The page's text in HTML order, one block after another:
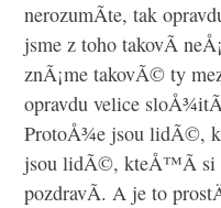
nerozumÃ­te, tak
jsme z toho takovÃ­
znÃ¡me takovÃ© ty
opravdu velice
ProtoÅ¾e jsou lidÃ©,
jsou lidÃ©, kteÅ™Ã­ si
pozdravÃ­. A je to